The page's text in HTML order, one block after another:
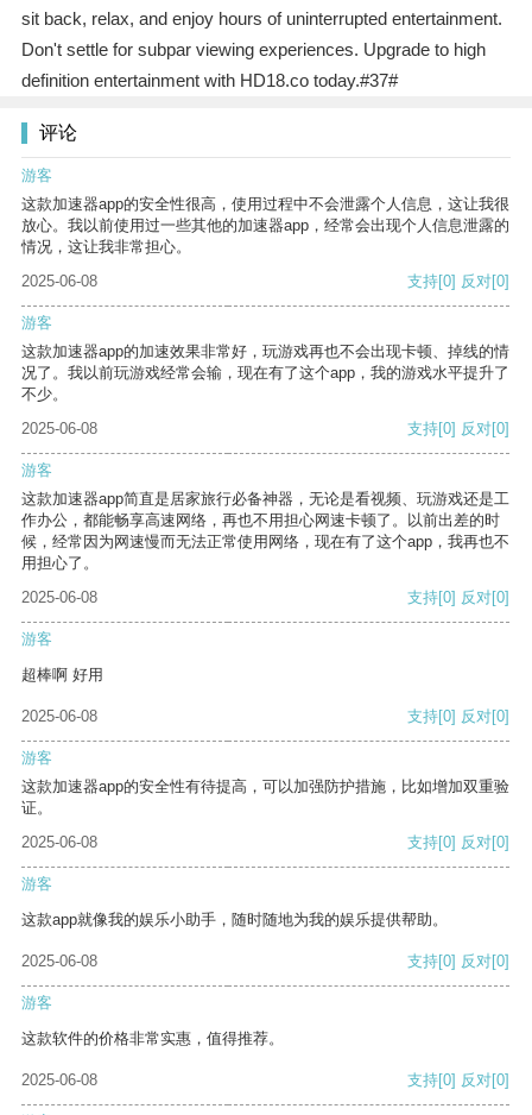
sit back, relax, and enjoy hours of uninterrupted entertainment.
Don't settle for subpar viewing experiences. Upgrade to high
definition entertainment with HD18.co today.#37#
评论
游客
这款加速器app的安全性很高，使用过程中不会泄露个人信息，这让我很
放心。我以前使用过一些其他的加速器app，经常会出现个人信息泄露的
情况，这让我非常担心。
2025-06-08
支持[0] 反对[0]
游客
这款加速器app的加速效果非常好，玩游戏再也不会出现卡顿、掉线的情
况了。我以前玩游戏经常会输，现在有了这个app，我的游戏水平提升了
不少。
2025-06-08
支持[0] 反对[0]
游客
这款加速器app简直是居家旅行必备神器，无论是看视频、玩游戏还是工
作办公，都能畅享高速网络，再也不用担心网速卡顿了。以前出差的时
候，经常因为网速慢而无法正常使用网络，现在有了这个app，我再也不
用担心了。
2025-06-08
支持[0] 反对[0]
游客
超棒啊 好用
2025-06-08 支持[0] 反对[0]
游客
这款加速器app的安全性有待提高，可以加强防护措施，比如增加双重验
证。
2025-06-08
支持[0] 反对[0]
游客
这款app就像我的娱乐小助手，随时随地为我的娱乐提供帮助。
2025-06-08 支持[0] 反对[0]
游客
这款软件的价格非常实惠，值得推荐。
2025-06-08 支持[0] 反对[0]